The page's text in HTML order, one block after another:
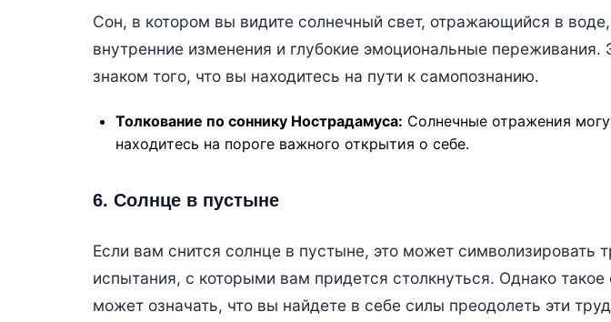
Сон, в котором вы видите солнечный свет, отражающийся в
внутренние изменения и глубокие эмоциональные
знаком того, что вы находитесь на пути к самопознанию.
Толкование по соннику Нострадамуса: Солнечные отражения
находитесь на пороге важного открытия о себе.
6. Солнце в пустыне
Если вам снится солнце в пустыне, это может символизировать
испытания, с которыми вам придется столкнуться. Однако
может означать, что вы найдете в себе силы преодолеть эти